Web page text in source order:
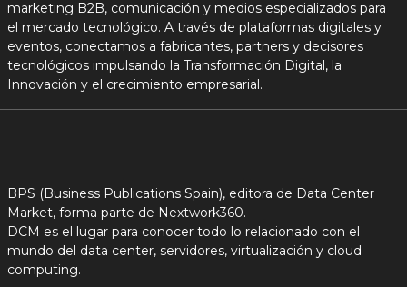
marketing B2B, comunicación y medios especializados para
el mercado tecnológico. A través de plataformas digitales y
eventos, conectamos a fabricantes, partners y decisores
tecnológicos impulsando la Transformación Digital, la
Innovación y el crecimiento empresarial.
BPS (Business Publications Spain), editora de Data Center
Market, forma parte de Nextwork360.
DCM es el lugar para conocer todo lo relacionado con el
mundo del data center, servidores, virtualización y cloud
computing.